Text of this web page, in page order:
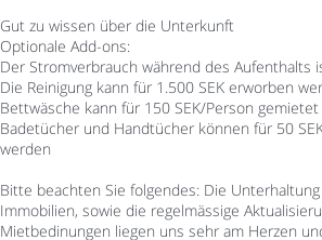
Gut zu wissen über die Unterkunft
Optionale Add-ons:
Der Stromverbrauch während des Aufenthalts
Die Reinigung kann für 1.500 SEK erworben
Bettwäsche kann für 150 SEK/Person
Badetücher und Handtücher können für 50
werden
Bitte beachten Sie folgendes: Die
Immobilien, sowie die regelmässige
Mietbedinungen liegen uns sehr am Herzen